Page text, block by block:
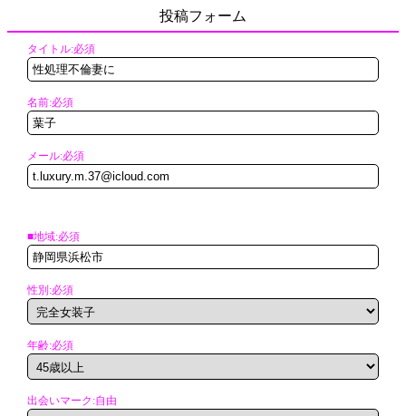
投稿フォーム
タイトル:必須
名前:必須
メール:必須
■地域:必須
性別:必須
年齢:必須
出会いマーク:自由